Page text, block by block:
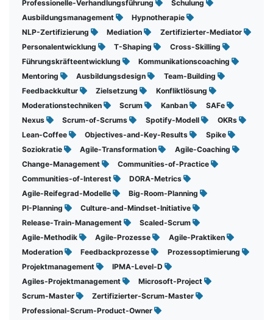
Professionelle-Verhandlungsführung
Schulung
Ausbildungsmanagement
Hypnotherapie
NLP-Zertifizierung
Mediation
Zertifizierter-Mediator
Personalentwicklung
T-Shaping
Cross-Skilling
Führungskräfteentwicklung
Kommunikationscoaching
Mentoring
Ausbildungsdesign
Team-Building
Feedbackkultur
Zielsetzung
Konfliktlösung
Moderationstechniken
Scrum Kanban
SAFe
Nexus
Scrum-of-Scrums Spotify-Modell
OKRs
Lean-Coffee
Objectives-and-Key-Results
Spike
Soziokratie
Agile-Transformation
Agile-Coaching
Change-Management
Communities-of-Practice
Communities-of-Interest
DORA-Metrics
Agile-Reifegrad-Modelle
Big-Room-Planning
PI-Planning
Culture-and-Mindset-Initiative
Release-Train-Management
Scaled-Scrum
Agile-Methodik
Agile-Prozesse
Agile-Praktiken
Moderation
Feedbackprozesse
Prozessoptimierung
Projektmanagement
IPMA-Level-D
Agiles-Projektmanagement
Microsoft-Project
Scrum-Master
Zertifizierter-Scrum-Master
Professional-Scrum-Product-Owner